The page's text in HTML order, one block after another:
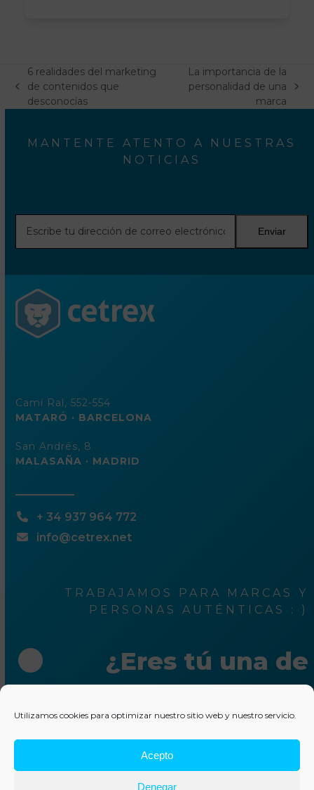
Utilizamos cookies para optimizar nuestro sitio web y nuestro servicio.
Acepto
Denegar
previous
post:
6 realidades del marketing
de contenidos que
desconocías
next
post:
La importancia de la
personalidad de una
marca
MANTENTE ATENTO A NUESTRAS
NOTICIAS
dirección
electrónico
Enviar
Camí Ral, 552-554
MATARÓ · BARCELONA
San Andrés, 8
MALASAÑA · MADRID
+ 34 937 964 772
info@cetrex.net
TRABAJAMOS PARA MARCAS Y
PERSONAS AUTÉNTICAS : )
¿Eres tú una de
© 2025 Cetrex Marketing–Aviso legal–Política de